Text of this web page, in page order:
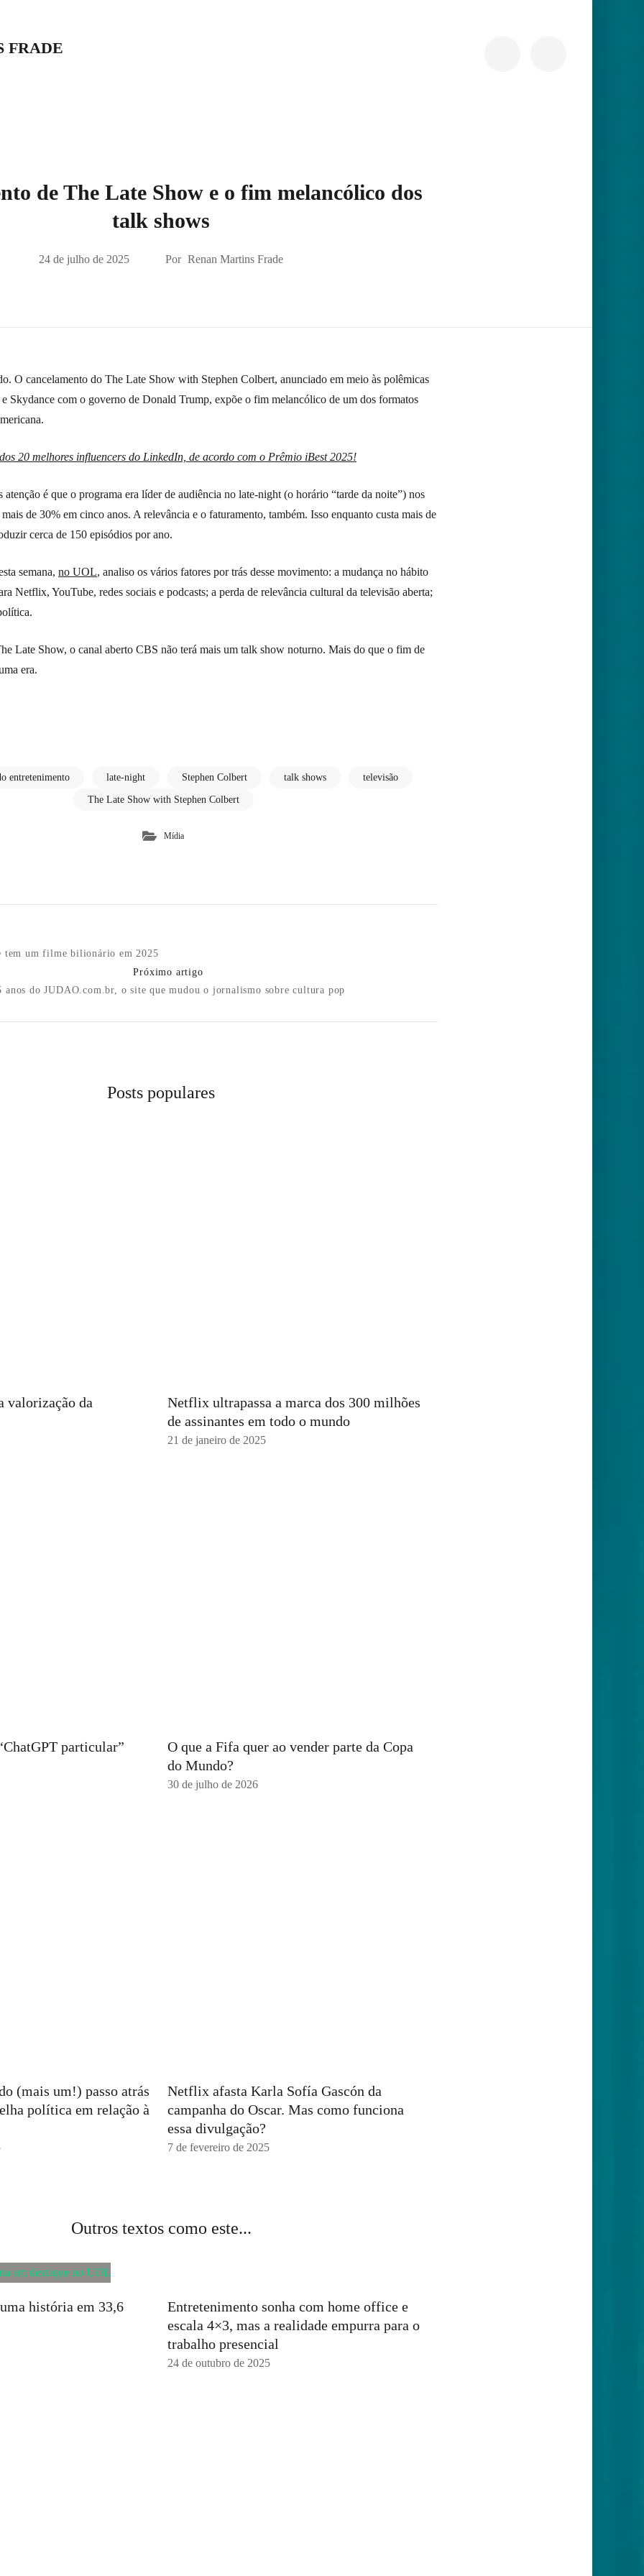
FRADE
de The Late Show e o fim melancólico dos
talk shows
24 de julho de 2025 Por Renan Martins Frade
O cancelamento do The Late Show with Stephen Colbert, anunciado em meio às polêmicas
e Skydance com o governo de Donald Trump, expõe o fim melancólico de um dos formatos
20 melhores influencers do LinkedIn, de acordo com o Prêmio iBest 2025!
atenção é que o programa era líder de audiência no late-night (o horário “tarde da noite”) nos
de 30% em cinco anos. A relevância e o faturamento, também. Isso enquanto custa mais de
cerca de 150 episódios por ano.
semana, no UOL, analiso os vários fatores por trás desse movimento: a mudança no hábito
Netflix, YouTube, redes sociais e podcasts; a perda de relevância cultural da televisão aberta;
Late Show, o canal aberto CBS não terá mais um talk show noturno. Mais do que o fim de
era.
entretenimento late-night Stephen Colbert talk shows televisão
The Late Show with Stephen Colbert
Mídia
tem um filme bilionário em 2025
Próximo artigo
anos do JUDAO.com.br, o site que mudou o jornalismo sobre cultura pop
Posts populares
valorização da
Netflix ultrapassa a marca dos 300 milhões
de assinantes em todo o mundo
21 de janeiro de 2025
particular”
O que a Fifa quer ao vender parte da Copa
do Mundo?
30 de julho de 2026
(mais um!) passo atrás
política em relação à
Netflix afasta Karla Sofía Gascón da
campanha do Oscar. Mas como funciona
essa divulgação?
7 de fevereiro de 2025
Outros textos como este...
história em 33,6
Entretenimento sonha com home office e
escala 4×3, mas a realidade empurra para o
trabalho presencial
24 de outubro de 2025